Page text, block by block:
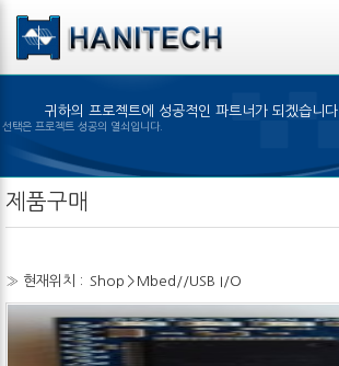
본문 바로가기
귀하의 프로젝트에 성공적인 파트너가 되겠습니다.
은 제품의 선택은 프로젝트 성공의 열쇠입니다.
제품구매
» 현재위치 : Shop > Mbed//USB I/O